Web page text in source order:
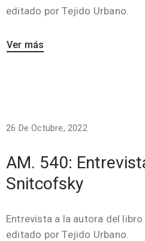
editado por Tejido Urbano.
Ver más
26 De Octubre, 2022
AM. 540:
Snitcofsky
Entrevista a la autora del
editado por Tejido Urbano.